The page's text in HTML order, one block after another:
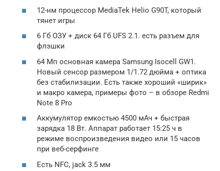
12-нм процессор MediaTek Helio G90T, который
тянет игры
6 Гб ОЗУ + диск 64 Гб UFS 2.1. есть разъем для
флэшки
64 Мп основная камера Samsung Isocell GW1.
Новый сенсор размером 1/1.72 дюйма + оптика
без стабилизации. Есть также хороший «ширик»
и макро камера, примеры фото – в обзоре Redmi
Note 8 Pro
Аккумулятор емкостью 4500 мАч + быстрая
зарядка 18 Вт. Аппарат работает 15:25 ч в
режиме воспроизведения видео или 15 часов
при веб-серфинге
Есть NFC, jack 3.5 мм